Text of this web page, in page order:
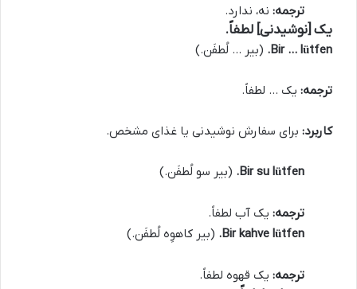
ترجمه: نه، ندارد.
یک [نوشیدنی] لطفاً.
Bir … lütfen. (بیر … لُطفَن.)
ترجمه: یک … لطفاً.
کاربرد: برای سفارش نوشیدنی یا غذای مشخص.
Bir su lütfen. (بیر سو لُطفَن.)
ترجمه: یک آب لطفاً.
Bir kahve lütfen. (بیر کاهوِه لُطفَن.)
ترجمه: یک قهوه لطفاً.